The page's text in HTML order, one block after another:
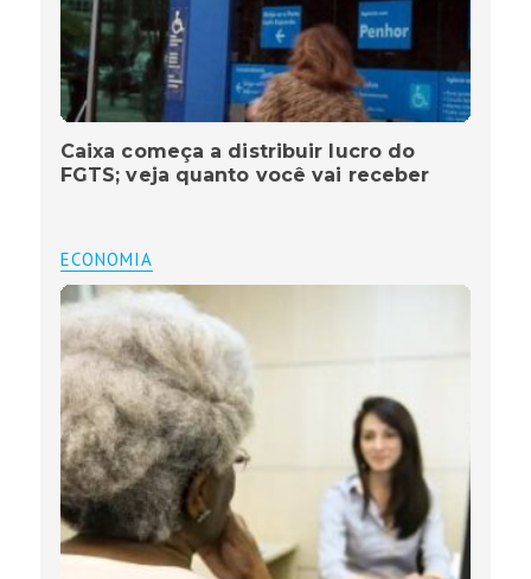
Caixa começa a distribuir lucro do
FGTS; veja quanto você vai receber
ECONOMIA